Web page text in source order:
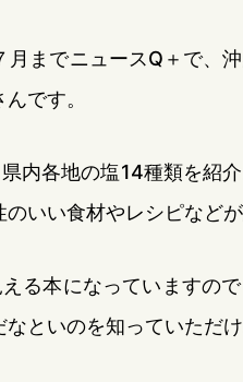
までニュースQ＋で、
です。
内各地の塩14種類を紹
いい食材やレシピなどが
る本になっていますの
といのを知っていただ